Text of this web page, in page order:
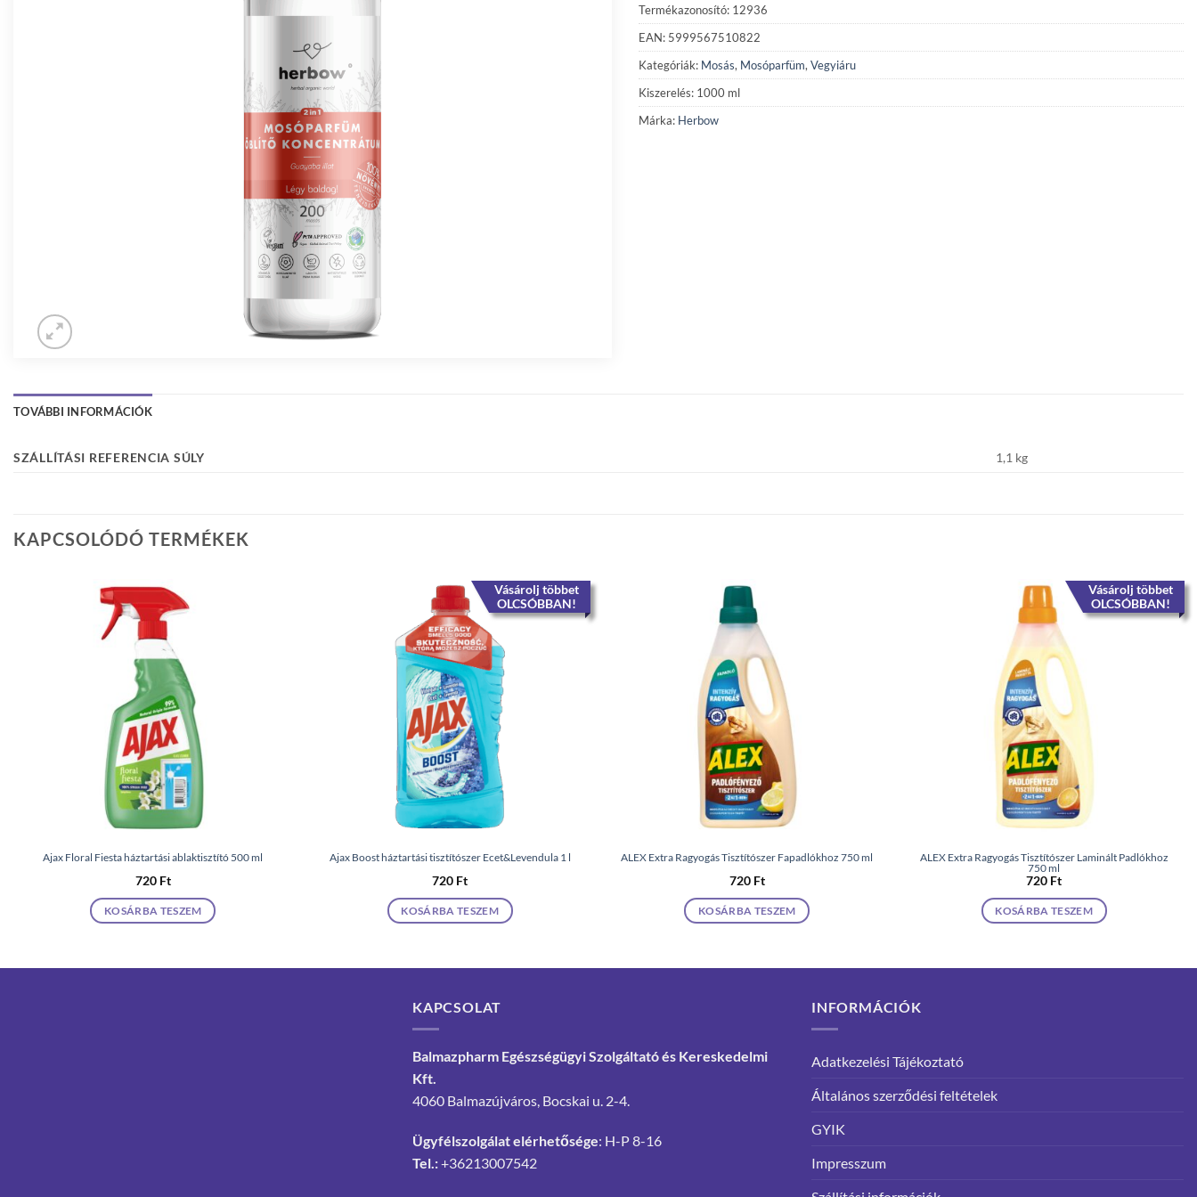
Termékazonosító: 12936
EAN: 5999567510822
Kategóriák: Mosás, Mosóparfüm, Vegyiáru
Kiszerelés: 1000 ml
Márka: Herbow
TOVÁBBI INFORMÁCIÓK
SZÁLLÍTÁSI REFERENCIA SÚLY 1,1 kg
KAPCSOLÓDÓ TERMÉKEK
Ajax Floral Fiesta háztartási ablaktisztító 500 ml
720 Ft
KOSÁRBA TESZEM
Vásárolj többet
OLCSÓBBAN!
Ajax Boost háztartási tisztítószer Ecet&Levendula 1 l
720 Ft
KOSÁRBA TESZEM
ALEX Extra Ragyogás Tisztítószer Fapadlókhoz 750 ml
720 Ft
KOSÁRBA TESZEM
Vásárolj többet
OLCSÓBBAN!
ALEX Extra Ragyogás Tisztítószer Laminált Padlókhoz
750 ml
720 Ft
KOSÁRBA TESZEM
KAPCSOLAT
Balmazpharm Egészségügyi Szolgáltató és Kereskedelmi
Kft.
4060 Balmazújváros, Bocskai u. 2-4.
Ügyfélszolgálat elérhetősége: H-P 8-16
Tel.:+36213007542
INFORMÁCIÓK
Adatkezelési Tájékoztató
Általános szerződési feltételek
GYIK
Impresszum